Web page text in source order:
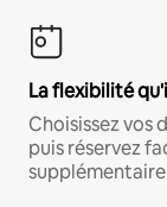
La flexibilité
Choisissez vos
puis réservez